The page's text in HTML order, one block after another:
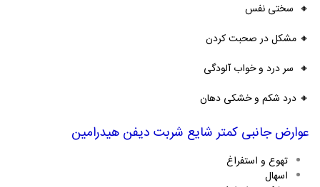
🔸 سختی نفس
🔸 مشکل در صحبت کردن
🔸 سر درد و خواب آلودگی
🔸 درد شکم و خشکی دهان
عوارض جانبی کمتر شایع شربت دیفن هیدرامین
تهوع و استفراغ
اسهال